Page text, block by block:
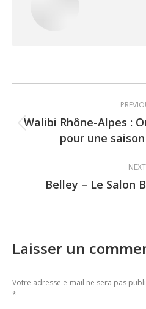
navigation
Walibi Rhône-Alpes :
pour une
NEXT
Belley – Le Salon
Laisser un
Votre adresse e-mail ne sera pas
*